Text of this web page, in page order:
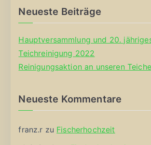
Neueste Beiträge
Hauptversammlung und 20.
Teichreinigung 2022
Reinigungsaktion an unseren
Neueste Kommentare
franz.r zu Fischerhochzeit